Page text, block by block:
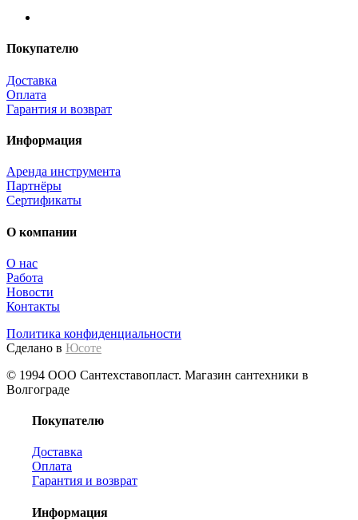
Покупателю
Доставка
Оплата
Гарантия и возврат
Информация
Аренда инструмента
Партнёры
Сертификаты
О компании
О нас
Работа
Новости
Контакты
Политика конфиденциальности
Сделано в Юсоте
© 1994 ООО Сантехставопласт. Магазин сантехники в
Волгограде
Покупателю
Доставка
Оплата
Гарантия и возврат
Информация